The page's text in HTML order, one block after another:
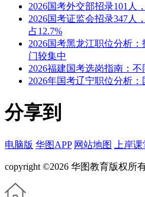
2026国考外交部招录101人
2026国考证监会招录347人
占12.7%
2026国考黑龙江职位分析
门较集中
2026福建国考选岗指南：
2026年国考辽宁职位分析：
分享到
电脑版 华图APP 网站地图 上岸课
copyright ©2026 华图教育版权所